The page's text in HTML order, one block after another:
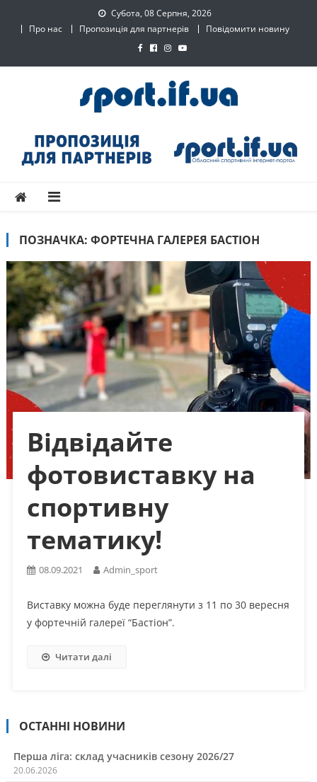
Субота, 08 Серпня, 2026
Про нас
Пропозиція для партнерів Повідомити новину
SPORT.IF.UA – Обласний
спортивний інтернет-
ПОЗНАЧКА: ФОРТЕЧНА ГАЛЕРЕЯ БАСТІОН
Відвідайте
фотовиставку на
спортивну
тематику!
08.09.2021 Admin_sport
Виставку можна буде переглянути з 11 по 30 вересня
у фортечній галереї “Бастіон”.
Читати далі
ОСТАННІ НОВИНИ
Перша ліга: склад учасників сезону 2026/27
20.06.2026